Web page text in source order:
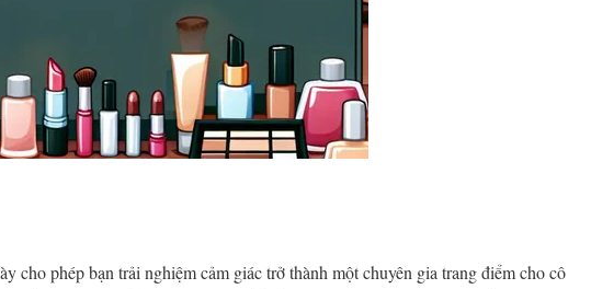
cho phép bạn trải nghiệm cảm giác trở thành một chuyên gia trang điểm cho cô